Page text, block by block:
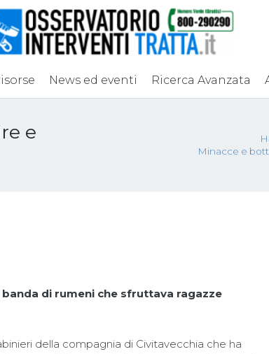
News ed eventi Ricerca Avanzata
e
Minacce e
di rumeni che sfruttava ragazze
della compagnia di Civitavecchia che ha